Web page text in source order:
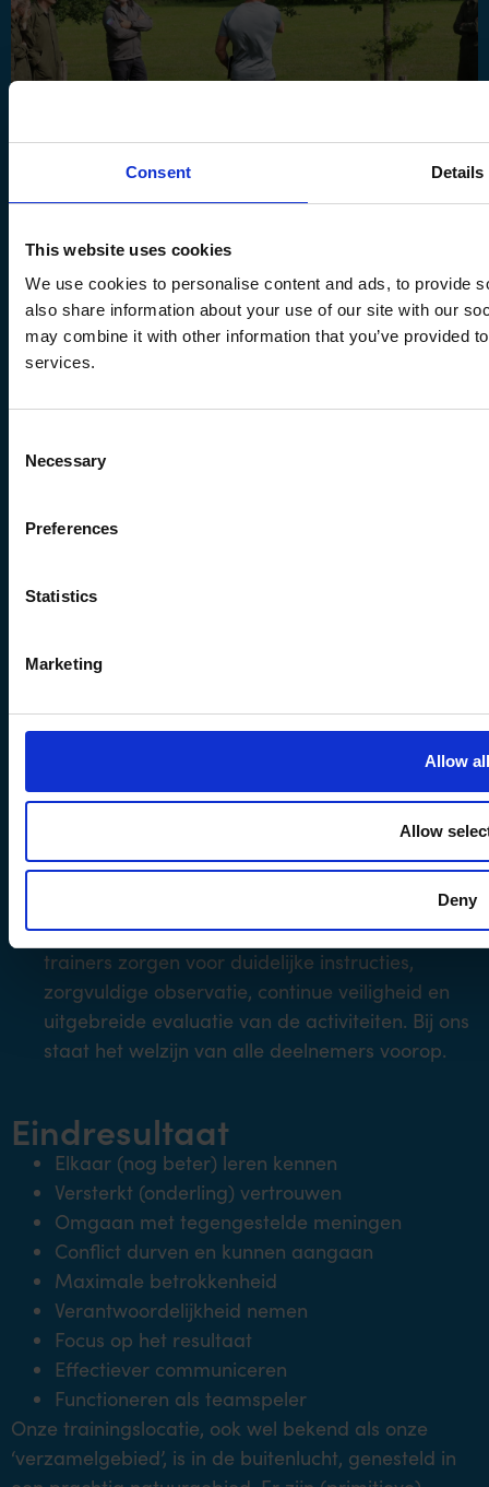
Consent Details
This website uses cookies
We use cookies to personalise content and ads, to provide
also share information about your use of our site with our
may combine it with other information that you’ve provided
services.
Selection
Necessary
Preferences
Statistics
Marketing
Allow all
Allow
Deny
Hoe gaan we te werk?
Deze teamboost doordrenkt van
gebaseerd op Patrick Lencioni ’s theorie. We
bewegen naar effectieve conflicthantering,
verantwoordelijkheid. Onze ultieme
bestemming? Focus op het tastbare resultaat.
hechten grote waarde aan gelijkheid en maken
deelname voor iedereen mogelijk. Voor jouw
professionele ondersteuning aanwezig. Onze
trainers zorgen voor duidelijke instructies,
zorgvuldige observatie, continue veiligheid en
uitgebreide evaluatie van de activiteiten. Bij ons
staat het welzijn van alle deelnemers voorop.
Eindresultaat
Elkaar (nog beter) leren kennen
Versterkt (onderling) vertrouwen
Omgaan met tegengestelde meningen
Conflict durven en kunnen aangaan
Maximale betrokkenheid
Verantwoordelijkheid nemen
Focus op het resultaat
Effectiever communiceren
Functioneren als teamspeler
Onze trainingslocatie, ook wel bekend als onze
‘verzamelgebied’, is in de buitenlucht, genesteld in